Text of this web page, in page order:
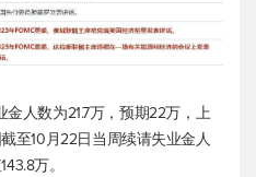
人数为21.7万，预期22万，上
至10月22日当周续请失业金人
万。